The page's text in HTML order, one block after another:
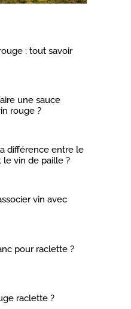
: tout savoir
une sauce
rouge ?
différence entre le
le vin de paille ?
vin avec
pour raclette ?
raclette ?